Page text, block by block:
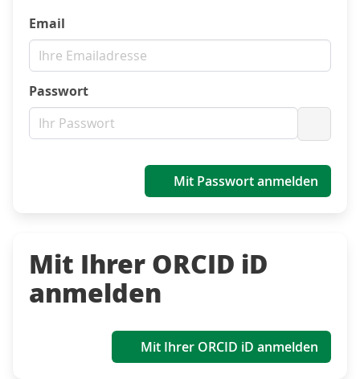
Email
Passwort
Mit Passwort anmelden
Mit Ihrer ORCID iD
anmelden
Mit Ihrer ORCID iD anmelden